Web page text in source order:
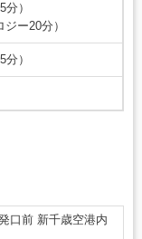
）
ー20分）
）
口前 新千歳空港内